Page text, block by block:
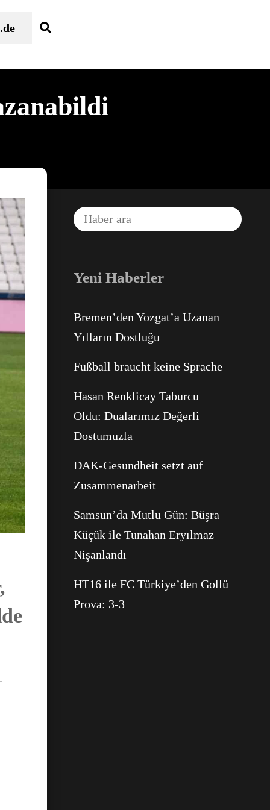
Yeni Haberler
Bremen’den Yozgat’a Uzanan
Yılların Dostluğu
Fußball braucht keine Sprache
Hasan Renklicay Taburcu
Oldu: Dualarımız Değerli
Dostumuzla
DAK-Gesundheit setzt auf
Zusammenarbeit
Samsun’da Mutlu Gün: Büşra
Küçük ile Tunahan Eryılmaz
Nişanlandı
HT16 ile FC Türkiye’den Gollü
Prova: 3-3